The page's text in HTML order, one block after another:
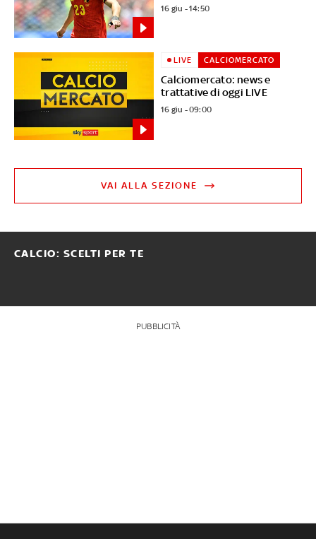
16 giu - 14:50
Calciomercato: news e
trattative di oggi LIVE
LIVE CALCIOMERCATO
16 giu - 09:00
VAI ALLA SEZIONE
CALCIO: SCELTI PER TE
PUBBLICITÀ